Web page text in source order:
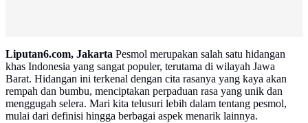
Liputan6.com, Jakarta Pesmol merupakan salah satu hidangan
khas Indonesia yang sangat populer, terutama di wilayah Jawa
Barat. Hidangan ini terkenal dengan cita rasanya yang kaya akan
rempah dan bumbu, menciptakan perpaduan rasa yang unik dan
menggugah selera. Mari kita telusuri lebih dalam tentang pesmol,
mulai dari definisi hingga berbagai aspek menarik lainnya.